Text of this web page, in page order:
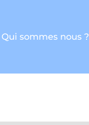
Qui sommes nous ?